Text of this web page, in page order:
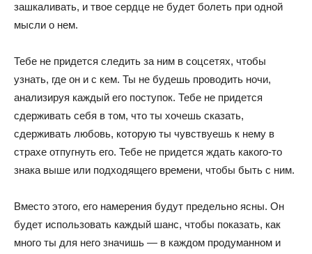
зашкаливать, и твое сердце не будет болеть при одной
мысли о нем.
Тебе не придется следить за ним в соцсетях, чтобы
узнать, где он и с кем. Ты не будешь проводить ночи,
анализируя каждый его поступок. Тебе не придется
сдерживать себя в том, что ты хочешь сказать,
сдерживать любовь, которую ты чувствуешь к нему в
страхе отпугнуть его. Тебе не придется ждать какого-то
знака выше или подходящего времени, чтобы быть с ним.
Вместо этого, его намерения будут предельно ясны. Он
будет использовать каждый шанс, чтобы показать, как
много ты для него значишь — в каждом продуманном и